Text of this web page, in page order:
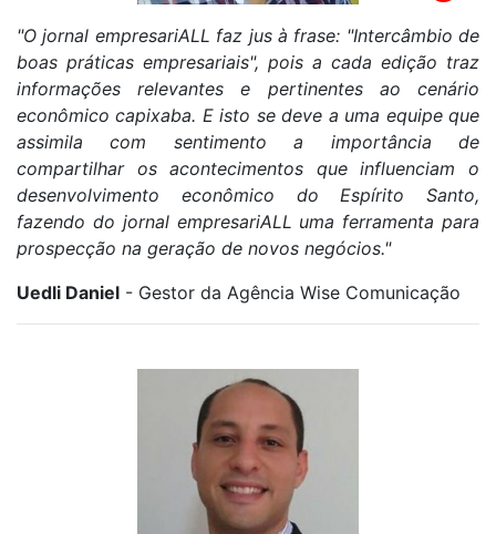
"O jornal empresariALL faz jus à frase: "Intercâmbio de
boas práticas empresariais", pois a cada edição traz
informações relevantes e pertinentes ao cenário
econômico capixaba. E isto se deve a uma equipe que
assimila com sentimento a importância de
compartilhar os acontecimentos que influenciam o
desenvolvimento econômico do Espírito Santo,
fazendo do jornal empresariALL uma ferramenta para
prospecção na geração de novos negócios."
Uedli Daniel - Gestor da Agência Wise Comunicação